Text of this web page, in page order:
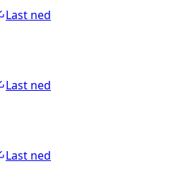
Last ned
Last ned
Last ned